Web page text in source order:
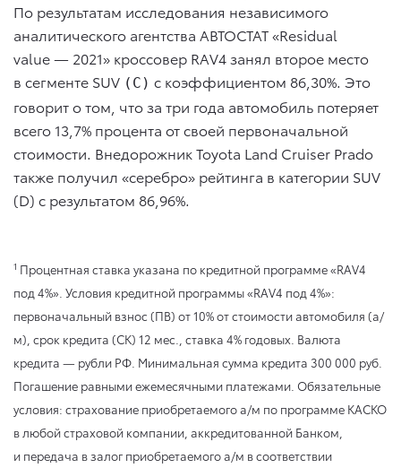
По результатам исследования независимого
аналитического агентства АВТОСТАТ «Residual
value — 2021» кроссовер RAV4 занял второе место
в сегменте SUV (С) c коэффициентом 86,30%. Это
говорит о том, что за три года автомобиль потеряет
всего 13,7% процента от своей первоначальной
стоимости. Внедорожник Toyota Land Cruiser Prado
также получил «серебро» рейтинга в категории SUV
(D) с результатом 86,96%.
1 Процентная ставка указана по кредитной программе «RAV4
под 4%». Условия кредитной программы «RAV4 под 4%»:
первоначальный взнос (ПВ) от 10% от стоимости автомобиля (а/
м), срок кредита (СК) 12 мес., ставка 4% годовых. Валюта
кредита — рубли РФ. Минимальная сумма кредита 300 000 руб.
Погашение равными ежемесячными платежами. Обязательные
условия: страхование приобретаемого а/м по программе КАСКО
в любой страховой компании, аккредитованной Банком,
и передача в залог приобретаемого а/м в соответствии